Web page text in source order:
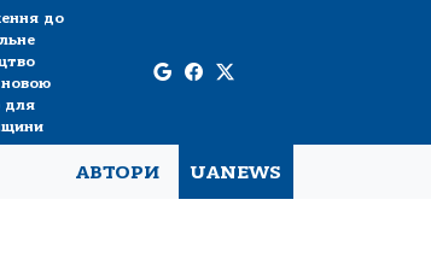
до
для
АВТОРИ UANEWS